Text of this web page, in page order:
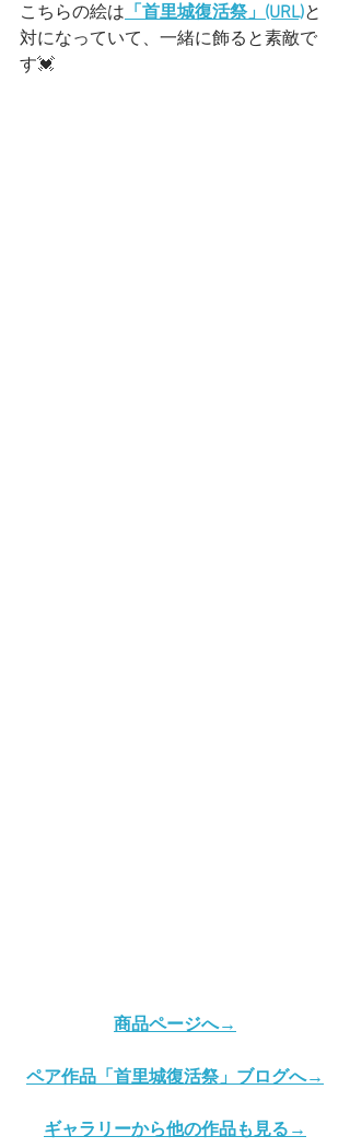
こちらの絵は 「首里城復活祭」 (URL)と
対になっていて、一緒に飾ると素敵で
す💓
商品ページへ→
ペア作品「首里城復活祭」ブログへ→
ギャラリーから他の作品も見る→